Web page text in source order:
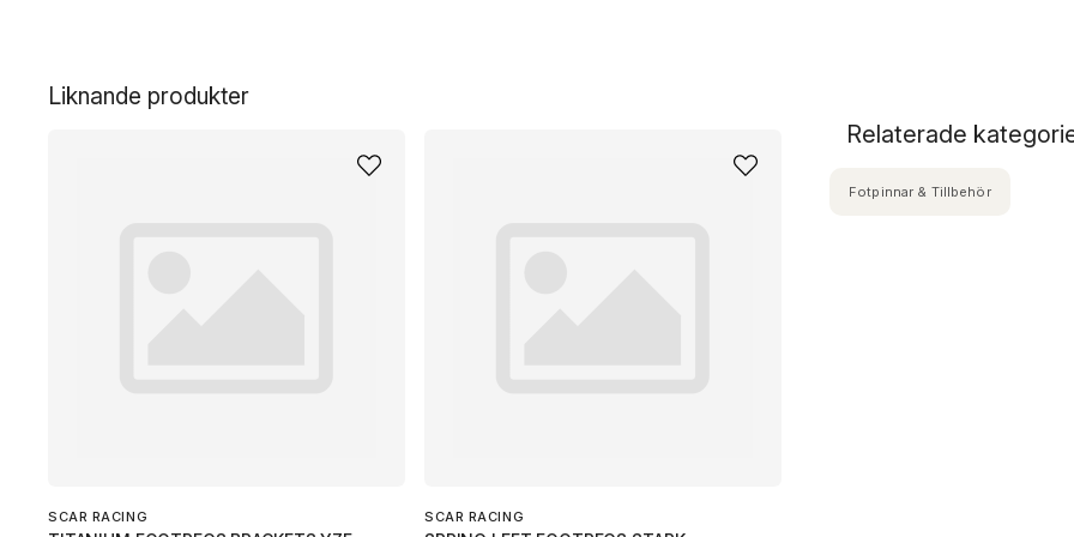
Liknande produkter
SCAR RACING SCAR RACING
Relaterade
Fotpinnar & Tillbehör